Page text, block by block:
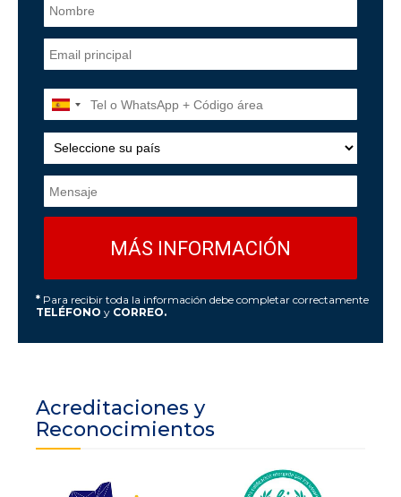
* Para recibir toda la información debe completar correctamente
TELÉFONO y CORREO.
Acreditaciones y
Reconocimientos